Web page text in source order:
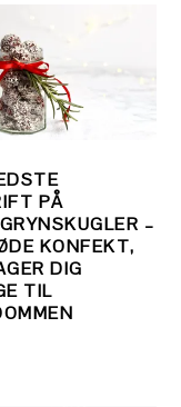
PÅ
–
KONFEKT,
DIG
TIL